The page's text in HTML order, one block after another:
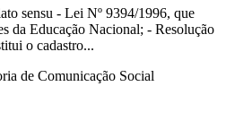
sensu - Lei Nº 9394/1996, que
da Educação Nacional; - Resolução
o cadastro...
de Comunicação Social